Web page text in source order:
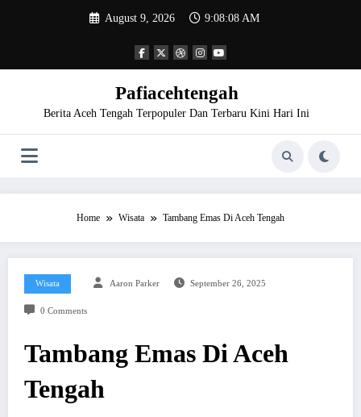
August 9, 2026 9:08:08 AM
Pafiacehtengah
Berita Aceh Tengah Terpopuler Dan Terbaru Kini Hari Ini
Home Wisata Tambang Emas Di Aceh Tengah
Wisata Aaron Parker September 26, 2025
0 Comments
Tambang Emas Di Aceh
Tengah